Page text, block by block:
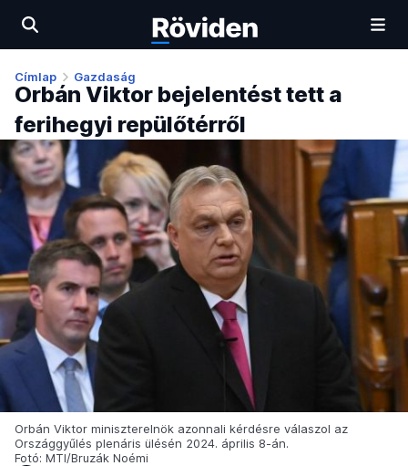
Címlap Gazdaság
Orbán Viktor bejelentést tett a
ferihegyi repülőtérről
Orbán Viktor miniszterelnök azonnali kérdésre válaszol az
Országgyűlés plenáris ülésén 2024. április 8-án.
Fotó: MTI/Bruzák Noémi